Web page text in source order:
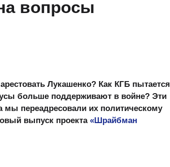
вопросы
Лукашенко? Как КГБ пытается
больше поддерживают в войне? Эти
мы переадресовали их политическому
выпуск проекта «Шрайбман